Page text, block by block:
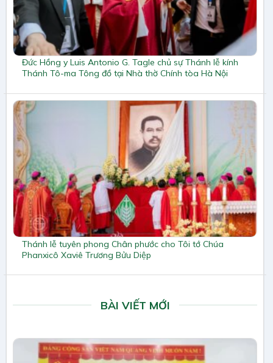
Đức Hồng y Luis Antonio G. Tagle chủ sự Thánh lễ kính
Thánh Tô-ma Tông đồ tại Nhà thờ Chính tòa Hà Nội
Thánh lễ tuyên phong Chân phước cho Tôi tớ Chúa
Phanxicô Xaviê Trương Bửu Diệp
BÀI VIẾT MỚI